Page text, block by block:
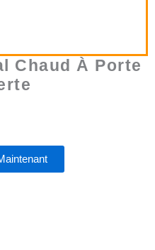
Chaud À Porte